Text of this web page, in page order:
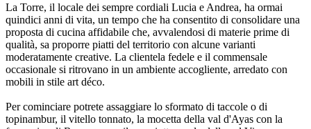
La Torre, il locale dei sempre cordiali Lucia e Andrea, ha ormai
quindici anni di vita, un tempo che ha consentito di consolidare una
proposta di cucina affidabile che, avvalendosi di materie prime di
qualità, sa proporre piatti del territorio con alcune varianti
moderatamente creative. La clientela fedele e il commensale
occasionale si ritrovano in un ambiente accogliente, arredato con
mobili in stile art déco.
Per cominciare potrete assaggiare lo sformato di taccole o di
topinambur, il vitello tonnato, la mocetta della val d'Ayas con la